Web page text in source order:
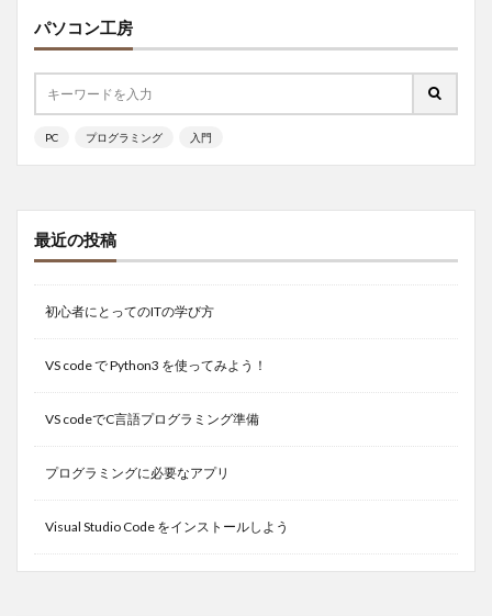
パソコン工房
PC プログラミング 入門
最近の投稿
初心者にとってのITの学び方
VS code で Python3 を使ってみよう！
VS codeでC言語プログラミング準備
プログラミングに必要なアプリ
Visual Studio Code をインストールしよう